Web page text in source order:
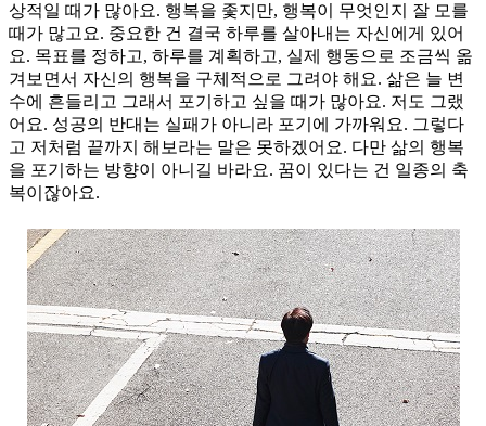
상적일 때가 많아요. 행복을 좇지만, 행복이 무엇인지 잘 모를
때가 많고요. 중요한 건 결국 하루를 살아내는 자신에게 있어
요. 목표를 정하고, 하루를 계획하고, 실제 행동으로 조금씩 옮
겨보면서 자신의 행복을 구체적으로 그려야 해요. 삶은 늘 변
수에 흔들리고 그래서 포기하고 싶을 때가 많아요. 저도 그랬
어요. 성공의 반대는 실패가 아니라 포기에 가까워요. 그렇다
고 저처럼 끝까지 해보라는 말은 못하겠어요. 다만 삶의 행복
을 포기하는 방향이 아니길 바라요. 꿈이 있다는 건 일종의 축
복이잖아요.